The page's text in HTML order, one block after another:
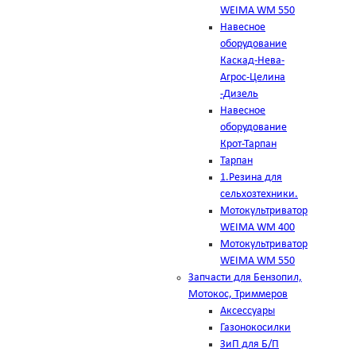
WEIMA WM 550
Навесное
оборудование
Каскад-Нева-
Агрос-Целина
-Дизель
Навесное
оборудование
Крот-Тарпан
Тарпан
1.Резина для
сельхозтехники.
Мотокультриватор
WEIMA WM 400
Мотокультриватор
WEIMA WM 550
Запчасти для Бензопил,
Мотокос, Триммеров
Аксессуары
Газонокосилки
ЗиП для Б/П